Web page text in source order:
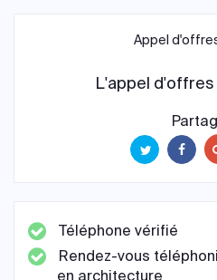
Appel
L'appel
Téléphone vérifié
Rendez-vous
en architecture